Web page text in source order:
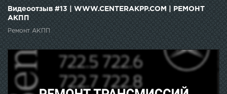
Видеоотзыв #13 | WWW.CENTERAKPP.COM | РЕМОНТ
АКПП
Ремонт АКПП